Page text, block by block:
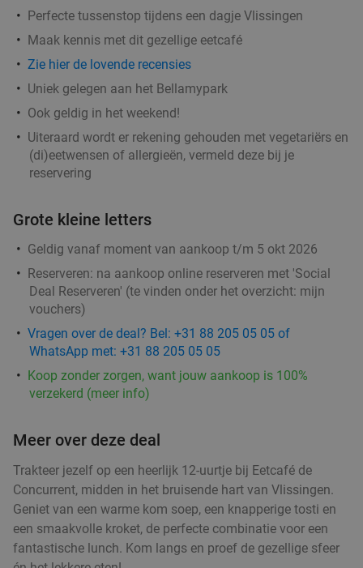
Perfecte tussenstop tijdens een dagje Vlissingen
Maak kennis met dit gezellige eetcafé
Zie hier de lovende recensies
Uniek gelegen aan het Bellamypark
Ook geldig in het weekend!
Uiteraard wordt er rekening gehouden met vegetariërs en
(di)eetwensen of allergieën, vermeld deze bij je
reservering
Grote kleine letters
Geldig vanaf moment van aankoop t/m 5 okt 2026
Reserveren: na aankoop online reserveren met 'Social
Deal Reserveren' (te vinden onder het overzicht: mijn
vouchers)
Vragen over de deal? Bel: +31 88 205 05 05 of
WhatsApp met: +31 88 205 05 05
Koop zonder zorgen, want jouw aankoop is 100%
verzekerd (meer info)
Meer over deze deal
Trakteer jezelf op een heerlijk 12-uurtje bij Eetcafé de
Concurrent, midden in het bruisende hart van Vlissingen.
Geniet van een warme kom soep, een knapperige tosti en
een smaakvolle kroket, de perfecte combinatie voor een
fantastische lunch. Kom langs en proef de gezellige sfeer